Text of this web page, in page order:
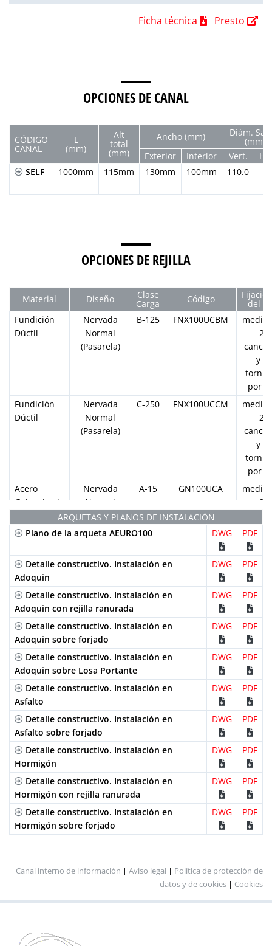
Ficha técnica Presto
OPCIONES DE CANAL
CÓDIGO
CANAL
L
(mm)
Alt
total
(mm)
Ancho (mm) Diám.
(mm)
Exterior
Interior Vert.
SELF
1000mm 115mm 130mm 100mm 110.0
OPCIONES DE REJILLA
Material Diseño Clase
Carga Código
del
Fundición
Dúctil
Nervada
Normal
(Pasarela)
B-125 FNX100UCBM
2
y 2
por
Fundición
Dúctil
Nervada
Normal
(Pasarela)
C-250 FNX100UCCM
2
y 2
por
Acero
Galvanizado
Nervada
Normal
(Pasarela)
A-15 GN100UCA
2
y 2
por
Acero
Galvanizado
GP100UCA
2
por
Acero
Galvanizado
Ranurada A-15 GR100UOAH25
Acero
Galvanizado
Entramada
B-125 GEX100UCB33
por
Acero
Galvanizado
Entramada
Antitacón
B-125 GEHX100UCB
y 2
Galvanizado
Simple
Galvanizado
Doble
GDR100UOC
Inoxidable
ARQUETAS Y PLANOS DE INSTALACIÓN
Plano de la arqueta AEURO100
DWG PDF
Detalle constructivo. Instalación en
Adoquin
DWG PDF
Detalle constructivo. Instalación en
Adoquin con rejilla ranurada
DWG PDF
Detalle constructivo. Instalación en
Adoquin sobre forjado
DWG PDF
Detalle constructivo. Instalación en
Adoquin sobre Losa Portante
DWG PDF
Detalle constructivo. Instalación en
Asfalto
DWG PDF
Detalle constructivo. Instalación en
Asfalto sobre forjado
DWG PDF
Detalle constructivo. Instalación en
Hormigón
DWG PDF
Detalle constructivo. Instalación en
Hormigón con rejilla ranurada
DWG PDF
Detalle constructivo. Instalación en
Hormigón sobre forjado
DWG PDF
Canal interno de información | Aviso legal | Política de protección de
datos y de cookies | Cookies